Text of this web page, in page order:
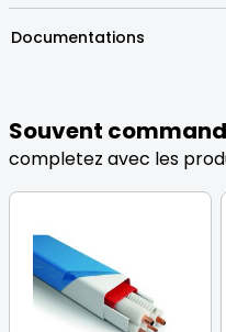
Documentations
Souvent
completez avec les